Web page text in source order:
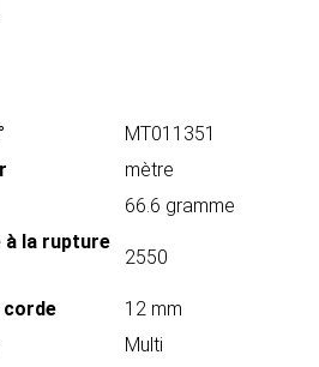
MT011351
mètre
66.6 gramme
à la rupture
2550
corde
12 mm
Multi